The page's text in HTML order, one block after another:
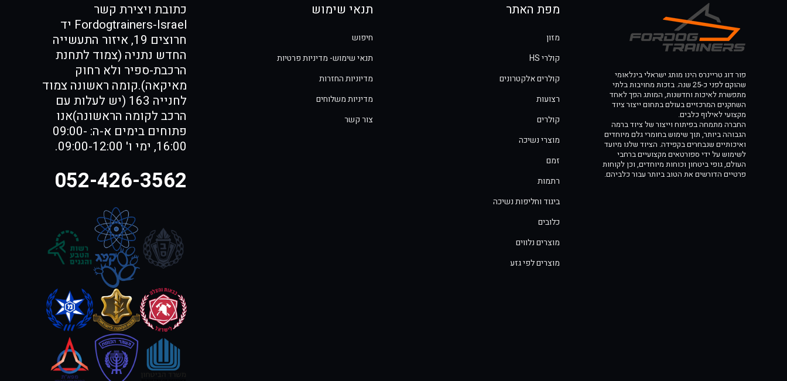
פור דוג טריינרס הינו מותג ישראלי בינלאומי
שהוקם לפני כ-25 שנה. בזכות מחויבות בלתי
מתפשרת לאיכות וחדשנות, המותג הפך לאחד
השחקנים המרכזיים בעולם בתחום ייצור ציוד
מקצועי לאילוף כלבים.
החברה מתמחה בפיתוח וייצור של ציוד ברמה
הגבוהה ביותר, תוך שימוש בחומרי גלם מיוחדים
ואיכותיים שנבחרים בקפידה. הציוד שלנו מיועד
לשימוש על ידי ספורטאים מקצועיים ברחבי
העולם, גופי ביטחון וכוחות מיוחדים, וכן לקוחות
פרטיים הדורשים את הטוב ביותר עבור כלביהם.
מפת האתר
מזון
קולרי HS
קולרים אלקטרונים
רצועות
קולרים
מוצרי נשיכה
זמם
רתמות
ביגוד וחליפות נשיכה
כלובים
מוצרים נלווים
מוצרים לפי גזע
תנאי שימוש
חיפוש
תנאי שימוש- מדיניות פרטיות
מדיוניות החזרות
מדיניות משלוחים
צור קשר
כתובת ויצירת קשר
Fordogtrainers-Israel יד
חרוצים 19, איזור התעשייה
החדש נתניה (צמוד לתחנת
הרכבת-ספיר ולא רחוק
מאיקאה).קומה ראשונה צמוד
לחנייה 163 (יש לעלות עם
הרכב לקומה הראשונה)אנו
פתוחים בימים א-ה: 09:00-
16:00, ימי ו' 09:00-12:00.
052-426-3562